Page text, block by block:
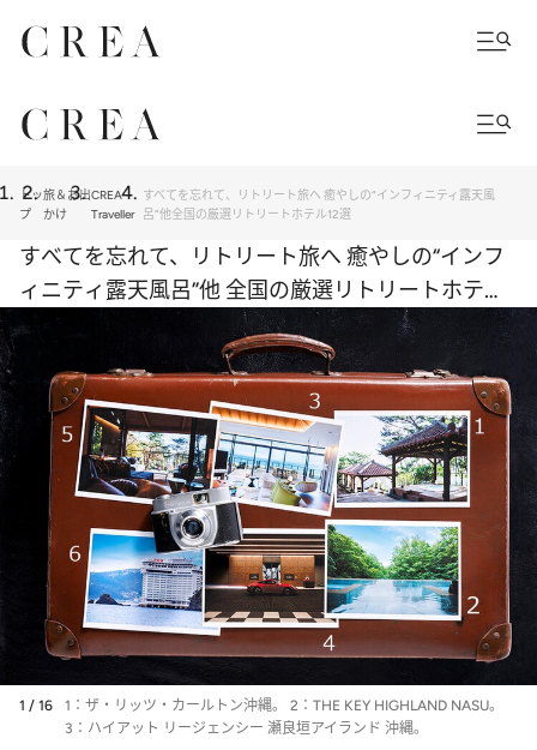
トッ
プ
旅＆お出
かけ
CREA
Traveller
すべてを忘れて、リトリート旅へ 癒やしの“インフィニティ露天風
呂”他全国の厳選リトリートホテル12選
すべてを忘れて、リトリート旅へ 癒やしの“インフ
ィニティ露天風呂”他 全国の厳選リトリートホテル
12選
1 / 16
1：ザ・リッツ・カールトン沖縄。 2：THE KEY HIGHLAND NASU。
3：ハイアット リージェンシー 瀬良垣アイランド 沖縄。